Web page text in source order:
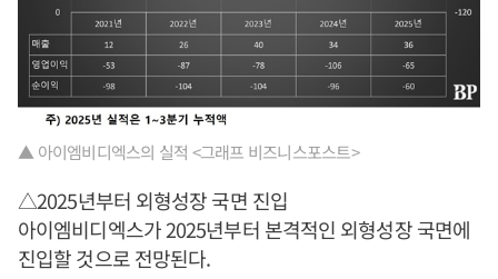
▲ 아이엠비디엑스의 실적 <그래프 비즈니스포스트>
△2025년부터 외형성장 국면 진입
아이엠비디엑스가 2025년부터 본격적인 외형성장 국면에
진입할 것으로 전망된다.